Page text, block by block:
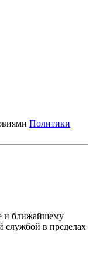
Политики
и ближайшему
службой в пределах